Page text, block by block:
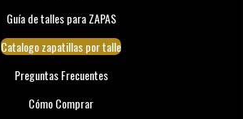
Guía de talles para ZAPAS
Catalogo zapatillas por talle
Preguntas Frecuentes
Cómo Comprar